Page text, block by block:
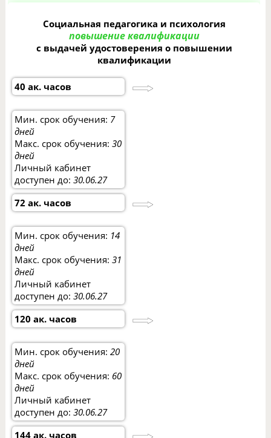
Социальная педагогика и психология
повышение квалификации
с выдачей удостоверения о повышении
квалификации
40 ак. часов
Мин. срок обучения: 7
дней
Макс. срок обучения:30
дней
Личный кабинет
доступен до:30.06.27
72 ак. часов
Мин. срок обучения: 14
дней
Макс. срок обучения:31
дней
Личный кабинет
доступен до:30.06.27
120 ак. часов
Мин. срок обучения:20
дней
Макс. срок обучения: 60
дней
Личный кабинет
доступен до:30.06.27
144 ак. часов